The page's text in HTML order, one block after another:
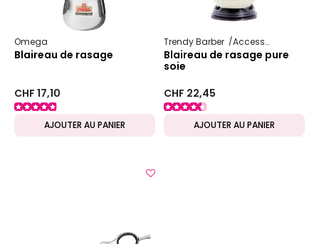
Omega
Blaireau de rasage
CHF 17,10
AJOUTER AU PANIER
Trendy Barber Accessoire pour homme
Blaireau de rasage pure
soie
CHF 22,45
AJOUTER AU PANIER